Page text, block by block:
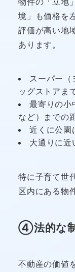
境」も価格を
評価が高い地
あります。
スーパー（
ッグストアま
最寄りの小
など）までの
近くに公園
大通りに近
特に子育て世
区内にある物
④法的な制
不動産の価値